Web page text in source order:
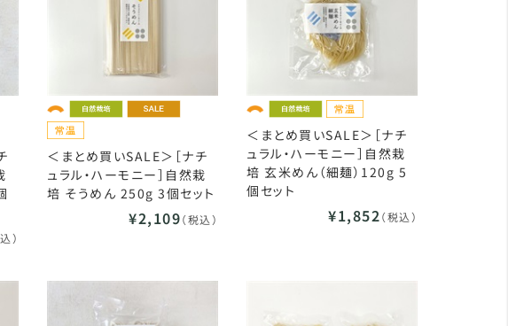
）
＜まとめ買いSALE＞［ナチ
ュラル・ハーモニー］自然栽
培 そうめん 250g 3個セット
¥2,109（税込）
＜まとめ買いSALE＞［ナチ
ュラル・ハーモニー］自然栽
培 玄米めん（細麺）120g 5
個セット
¥1,852（税込）